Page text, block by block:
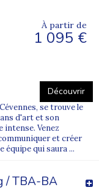
À partir de
1 095 €
Découvrir
se trouve le
d'art et son
Venez
et créer
équipe qui saura ...
/ TBA-BA